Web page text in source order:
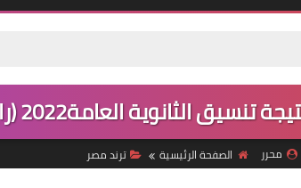
العامة2022 (رابط الاستعلام عن النتيجة)
محرر الصفحة الرئيسية ترند مصر